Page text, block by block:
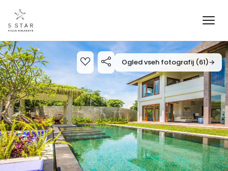
Ogled vseh fotografij (61)→